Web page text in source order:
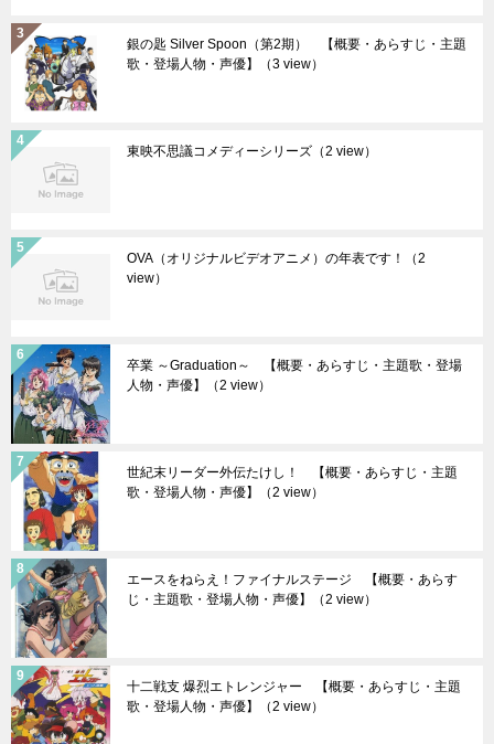
銀の匙 Silver Spoon（第2期） 【概要・あらすじ・主題
歌・登場人物・声優】
（3 view）
東映不思議コメディーシリーズ （2 view）
OVA（オリジナルビデオアニメ）の年表です！
（2
view）
卒業 ～Graduation～ 【概要・あらすじ・主題歌・登場
人物・声優】
（2 view）
世紀末リーダー外伝たけし！ 【概要・あらすじ・主題
歌・登場人物・声優】
（2 view）
エースをねらえ！ファイナルステージ 【概要・あらす
じ・主題歌・登場人物・声優】
（2 view）
十二戦支 爆烈エトレンジャー 【概要・あらすじ・主題
歌・登場人物・声優】
（2 view）